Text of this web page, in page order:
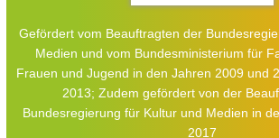
Gefördert vom Beauftragten der
Medien und vom Bundesministerium für
Frauen und Jugend in den Jahren 2009 und
2013; Zudem gefördert von der
Bundesregierung für Kultur und Medien in
2017